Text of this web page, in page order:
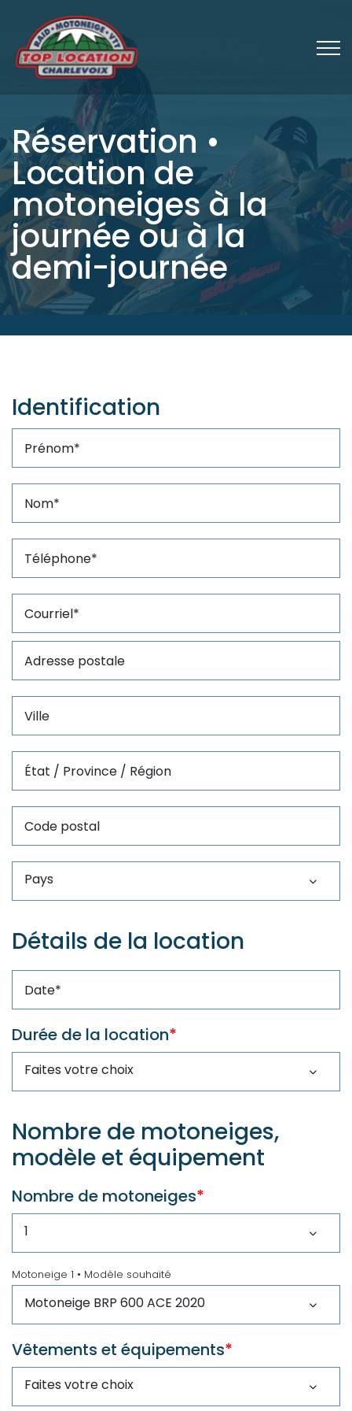
Réservation •
Location de
motoneiges à la
journée ou à la
demi-journée
Identification
Prénom
Nom
Adresse postale
Ville
État/Province/Région
Code postal
Détails de la location
Durée de la location*
Nombre de motoneiges,
modèle et équipement
Nombre de motoneiges*
Motoneige 1 • Modèle souhaité
Vêtements et équipements*